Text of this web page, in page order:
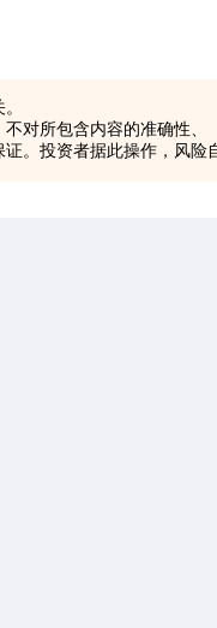
对所包含内容的准确性、
。投资者据此操作，风险